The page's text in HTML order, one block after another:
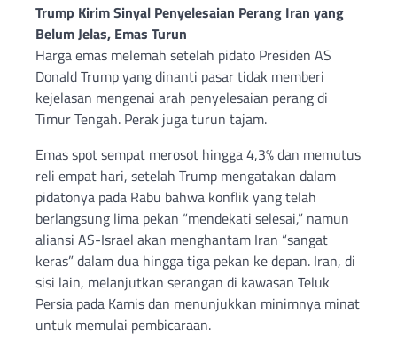
Trump Kirim Sinyal Penyelesaian Perang Iran yang
Belum Jelas, Emas Turun
Harga emas melemah setelah pidato Presiden AS
Donald Trump yang dinanti pasar tidak memberi
kejelasan mengenai arah penyelesaian perang di
Timur Tengah. Perak juga turun tajam.
Emas spot sempat merosot hingga 4,3% dan memutus
reli empat hari, setelah Trump mengatakan dalam
pidatonya pada Rabu bahwa konflik yang telah
berlangsung lima pekan “mendekati selesai,” namun
aliansi AS-Israel akan menghantam Iran “sangat
keras” dalam dua hingga tiga pekan ke depan. Iran, di
sisi lain, melanjutkan serangan di kawasan Teluk
Persia pada Kamis dan menunjukkan minimnya minat
untuk memulai pembicaraan.